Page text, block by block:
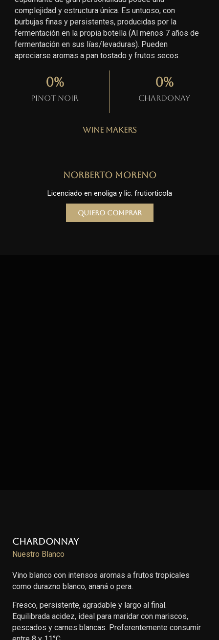
complejidad y estructura única. Es untuoso, con
burbujas finas y persistentes, producidas por la
fermentación en la propia botella (Al menos 7 años de
fermentación en sus lías/levaduras). Pueden
apreciarse aromas a pan tostado y frutos secos.
Pinot Noir
0%
Chardonay
0%
Wine Makers
Norberto Moreno
Licenciado en enoliga y lic. frutiorticola
Quiero comprar
Chardonnay
Nuestro Blanco
Vino blanco con intensos aromas a frutos tropicales
como durazno blanco, ananá o pera.
Fresco, persistente, agradable y largo al final.
Equilibrada acidez, ideal para maridar con mariscos,
pescados y carnes blancas. Preferentemente consumir